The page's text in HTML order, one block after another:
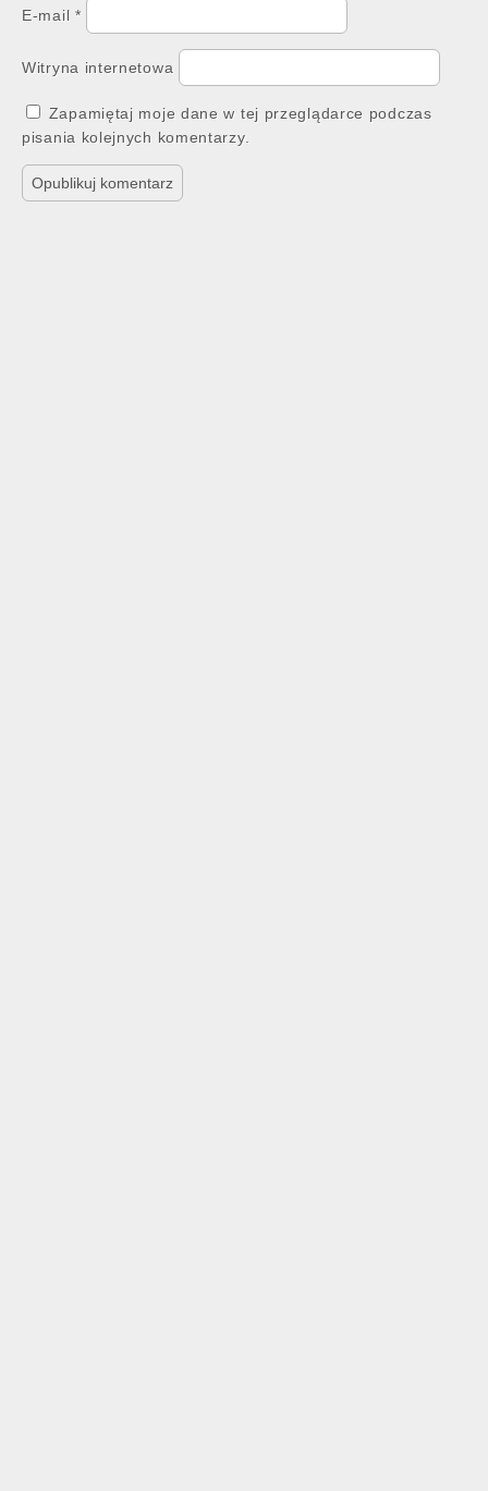
E-mail *
Witryna internetowa
Zapamiętaj moje dane w tej przeglądarce podczas
pisania kolejnych komentarzy.